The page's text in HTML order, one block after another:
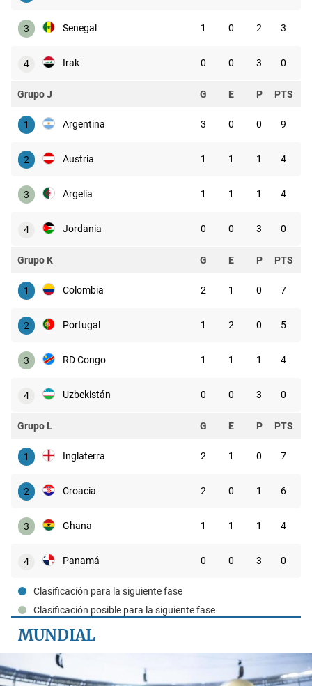
3 Senegal 1 0 2 3
4 Irak 0 0 3 0
Grupo J G E P PTS
1 Argentina 3 0 0 9
2 Austria 1 1 1 4
3 Argelia 1 1 1 4
4 Jordania 0 0 3 0
Grupo K G E P PTS
1 Colombia 2 1 0 7
2 Portugal 1 2 0 5
3 RD Congo 1 1 1 4
4 Uzbekistán 0 0 3 0
Grupo L G E P PTS
1 Inglaterra 2 1 0 7
2 Croacia 2 0 1 6
3 Ghana 1 1 1 4
4 Panamá 0 0 3 0
Clasificación para la siguiente fase
Clasificación posible para la siguiente fase
MUNDIAL